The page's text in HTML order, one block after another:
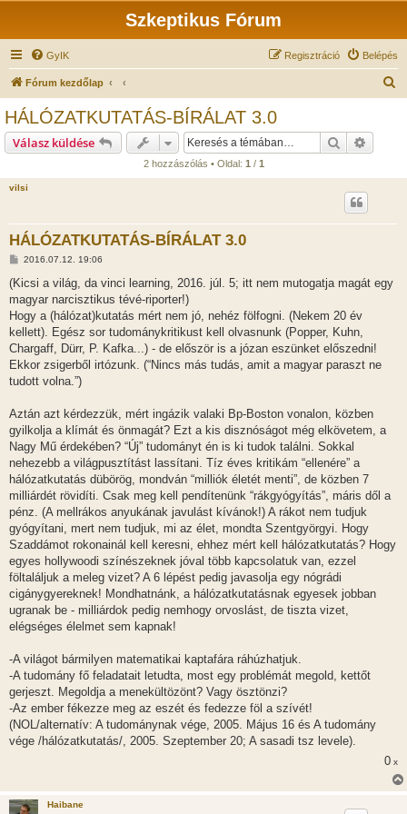
Szkeptikus Fórum
GyIK Belépés
Regisztráció
Fórum kezdőlap
HÁLÓZATKUTATÁS-BÍRÁLAT 3.0
Válasz küldése Keresés
2 hozzászólás • Oldal: 1 / 1
vilsi
HÁLÓZATKUTATÁS-BÍRÁLAT 3.0
H
z
á
s
ó
l
s
2016.07.12. 19:06
(Kicsi a világ, da vinci learning, 2016. júl. 5; itt nem mutogatja magát egy
magyar narcisztikus tévé-riporter!)
Hogy a (hálózat)kutatás mért nem jó, nehéz fölfogni. (Nekem 20 év
kellett). Egész sor tudománykritikust kell olvasnunk (Popper, Kuhn,
Chargaff, Dürr, P. Kafka...) - de először is a józan eszünket előszedni!
Ekkor zsigerből irtózunk. (“Nincs más tudás, amit a magyar paraszt ne
tudott volna.”)
Aztán azt kérdezzük, mért ingázik valaki Bp-Boston vonalon, közben
gyilkolja a klímát és önmagát? Ezt a kis disznóságot még elkövetem, a
Nagy Mű érdekében? “Új” tudományt én is ki tudok találni. Sokkal
nehezebb a világpusztítást lassítani. Tíz éves kritikám “ellenére” a
hálózatkutatás dübörög, mondván “milliók életét menti”, de közben 7
milliárdét rövidíti. Csak meg kell pendítenünk “rákgyógyítás”, máris dől a
pénz. (A mellrákos anyukának javulást kívánok!) A rákot nem tudjuk
gyógyítani, mert nem tudjuk, mi az élet, mondta Szentgyörgyi. Hogy
Szaddámot rokonainál kell keresni, ehhez mért kell hálózatkutatás? Hogy
egyes hollywoodi színészeknek jóval több kapcsolatuk van, ezzel
föltaláljuk a meleg vizet? A 6 lépést pedig javasolja egy nógrádi
cigánygyereknek! Mondhatnánk, a hálózatkutatásnak egyesek jobban
ugranak be - milliárdok pedig nemhogy orvoslást, de tiszta vizet,
elégséges élelmet sem kapnak!
-A világot bármilyen matematikai kaptafára ráhúzhatjuk.
-A tudomány fő feladatait letudta, most egy problémát megold, kettőt
gerjeszt. Megoldja a menekültözönt? Vagy ösztönzi?
-Az ember fékezze meg az eszét és fedezze föl a szívét!
(NOL/alternatív: A tudománynak vége, 2005. Május 16 és A tudomány
vége /hálózatkutatás/, 2005. Szeptember 20; A sasadi tsz levele).
0 x
Haibane